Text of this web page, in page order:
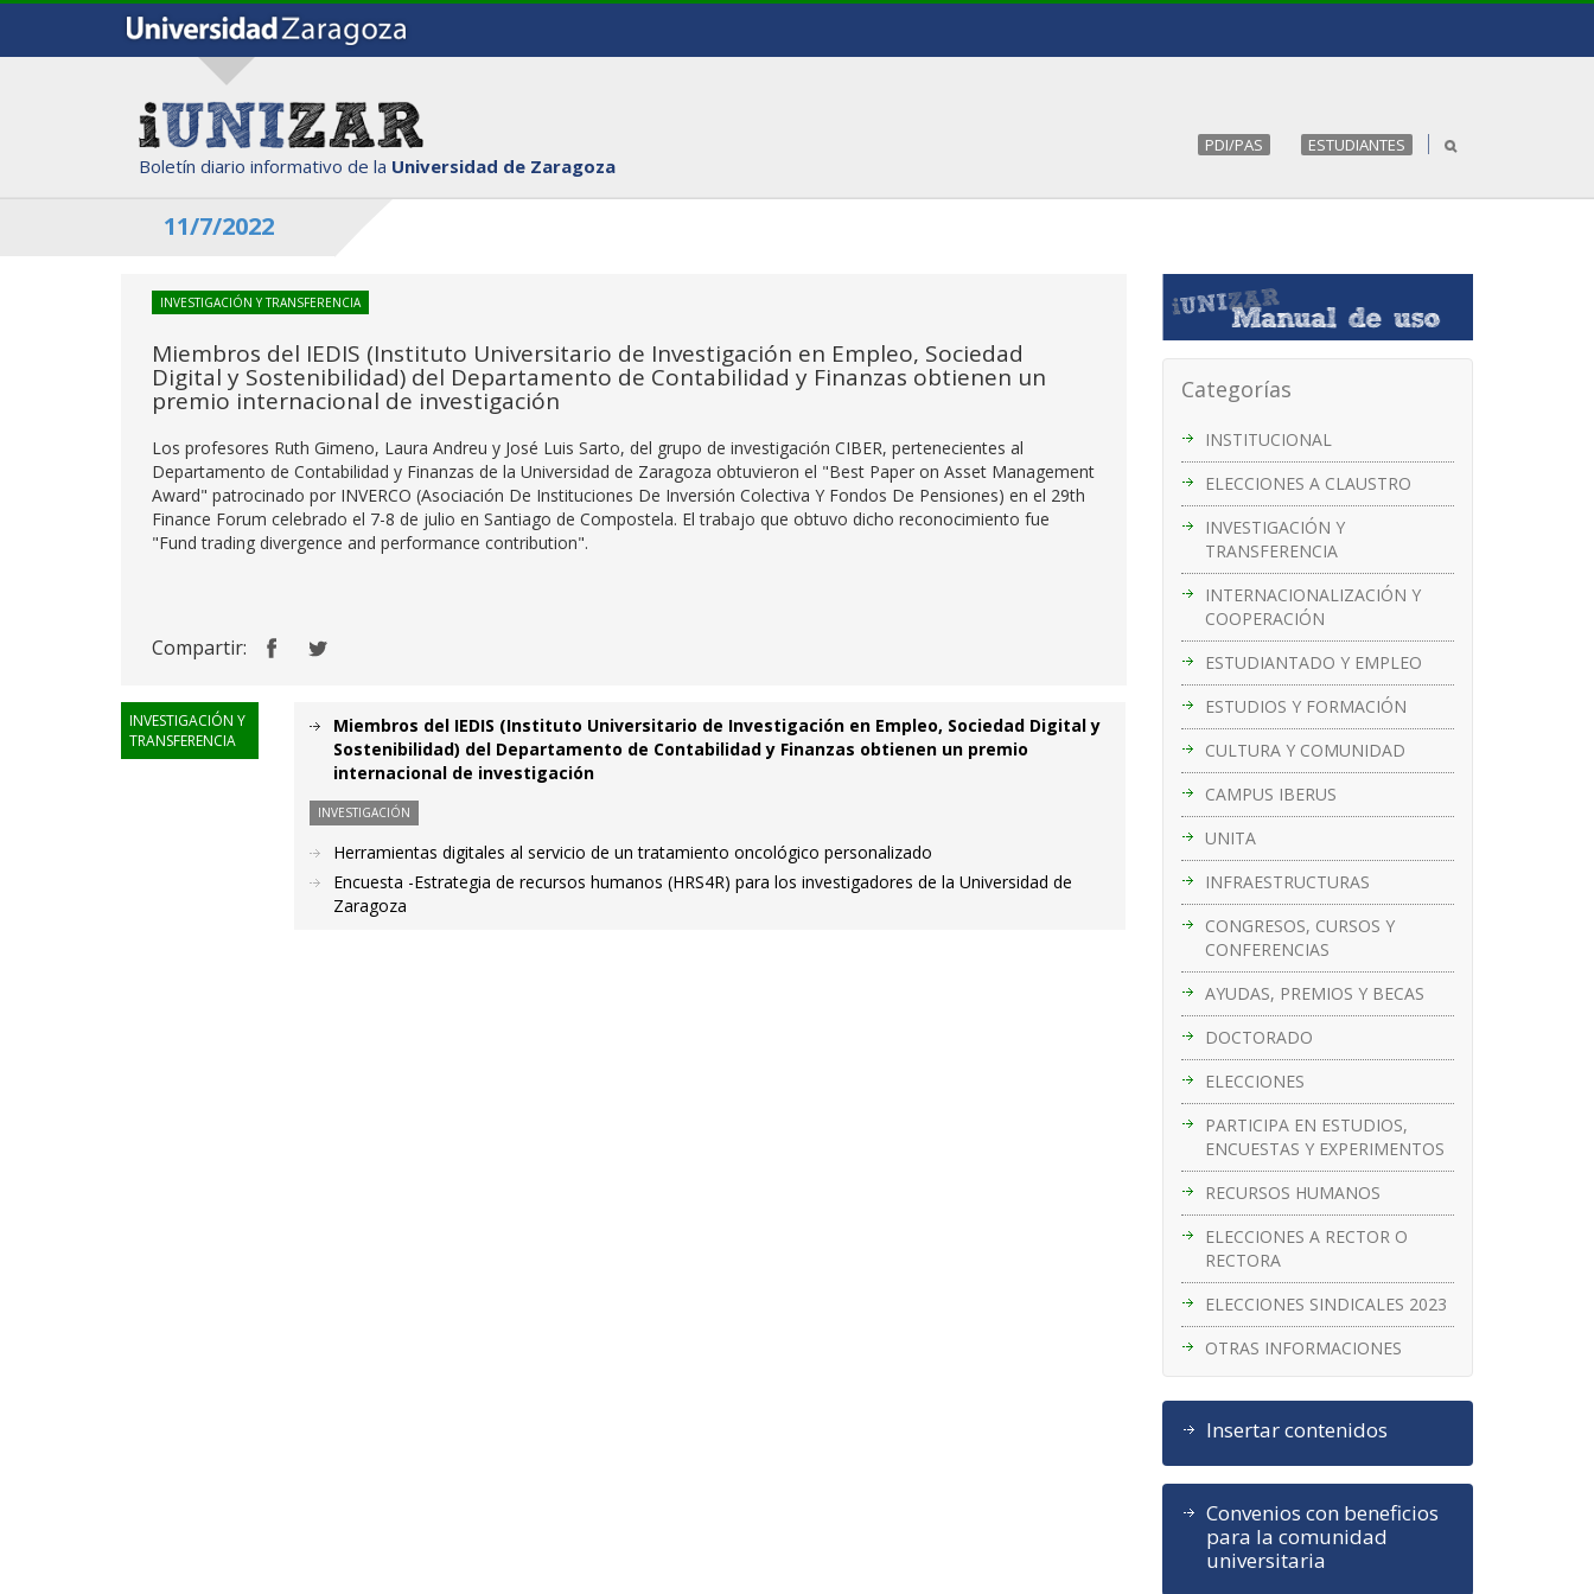
Boletín diario informativo de la Universidad de Zaragoza
PDI/PAS ESTUDIANTES
11/7/2022
Categorías
INSTITUCIONAL
ELECCIONES A CLAUSTRO
INVESTIGACIÓN Y
TRANSFERENCIA
INTERNACIONALIZACIÓN Y
COOPERACIÓN
ESTUDIANTADO Y EMPLEO
ESTUDIOS Y FORMACIÓN
CULTURA Y COMUNIDAD
CAMPUS IBERUS
UNITA
INFRAESTRUCTURAS
CONGRESOS, CURSOS Y
CONFERENCIAS
AYUDAS, PREMIOS Y BECAS
DOCTORADO
ELECCIONES
PARTICIPA EN ESTUDIOS,
ENCUESTAS Y EXPERIMENTOS
RECURSOS HUMANOS
ELECCIONES A RECTOR O
RECTORA
ELECCIONES SINDICALES 2023
OTRAS INFORMACIONES
Insertar contenidos
Convenios con beneficios
para la comunidad
universitaria
INVESTIGACIÓN Y TRANSFERENCIA
Miembros del IEDIS (Instituto Universitario de Investigación en Empleo, Sociedad
Digital y Sostenibilidad) del Departamento de Contabilidad y Finanzas obtienen un
premio internacional de investigación
Los profesores Ruth Gimeno, Laura Andreu y José Luis Sarto, del grupo de investigación CIBER, pertenecientes al
Departamento de Contabilidad y Finanzas de la Universidad de Zaragoza obtuvieron el "Best Paper on Asset Management
Award" patrocinado por INVERCO (Asociación De Instituciones De Inversión Colectiva Y Fondos De Pensiones) en el 29th
Finance Forum celebrado el 7-8 de julio en Santiago de Compostela. El trabajo que obtuvo dicho reconocimiento fue
"Fund trading divergence and performance contribution".
Compartir:
INVESTIGACIÓN Y
TRANSFERENCIA
Miembros del IEDIS (Instituto Universitario de Investigación en Empleo, Sociedad Digital y
Sostenibilidad) del Departamento de Contabilidad y Finanzas obtienen un premio
internacional de investigación
INVESTIGACIÓN
Herramientas digitales al servicio de un tratamiento oncológico personalizado
Encuesta -Estrategia de recursos humanos (HRS4R) para los investigadores de la Universidad de
Zaragoza